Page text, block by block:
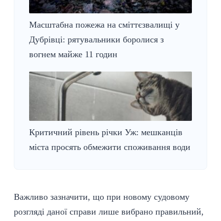
Масштабна пожежа на сміттєзвалищі у
Дубрівці: рятувальники боролися з
вогнем майже 11 годин
Критичний рівень річки Уж: мешканців
міста просять обмежити споживання води
Важливо зазначити, що при новому судовому
розгляді даної справи лише вибрано правильний,